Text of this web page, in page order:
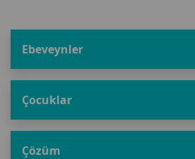
Ebeveynler
Çocuklar
Çözüm